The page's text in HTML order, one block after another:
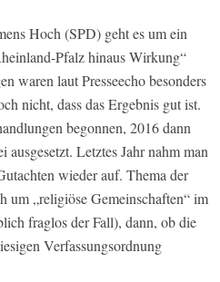
Hoch (SPD) geht es um ein
Pfalz hinaus Wirkung“
waren laut Presseecho besonders
nicht, dass das Ergebnis gut ist.
begonnen, 2016 dann
ausgesetzt. Letztes Jahr nahm man
wieder auf. Thema der
um „religiöse Gemeinschaften“ im
fraglos der Fall), dann, ob die
Verfassungsordnung